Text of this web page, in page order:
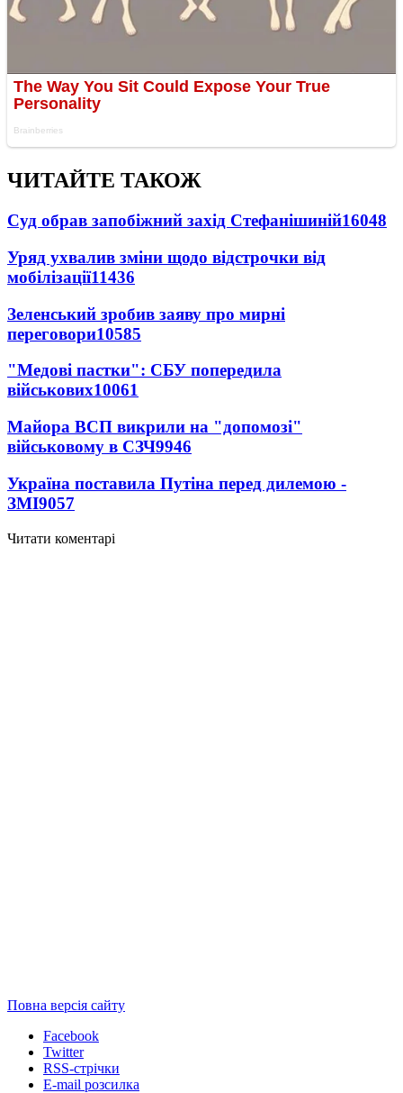
ЧИТАЙТЕ ТАКОЖ
Суд обрав запобіжний захід Стефанішиній16048
Уряд ухвалив зміни щодо відстрочки від
мобілізації11436
Зеленський зробив заяву про мирні
переговори10585
"Медові пастки": СБУ попередила
військових10061
Майора ВСП викрили на "допомозі"
військовому в СЗЧ9946
Україна поставила Путіна перед дилемою -
ЗМІ9057
Читати коментарі
Повна версія сайту
Facebook
Twitter
RSS-стрічки
E-mail розсилка